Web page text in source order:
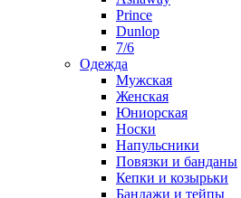
Prince
Dunlop
7/6
Одежда
Мужская
Женская
Юниорская
Носки
Напульсники
Повязки и банданы
Кепки и козырьки
Бандажи и тейпы